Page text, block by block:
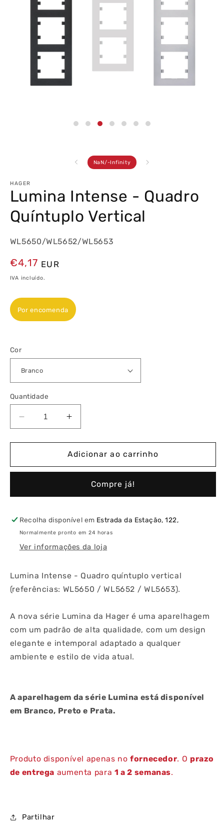
NaN/ de
-Infinity
HAGER
Lumina Intense - Quadro
Quíntuplo Vertical
WL5650/WL5652/WL5653
Preço
normal
€4,17 EUR
IVA incluído.
Por encomenda
Cor
Quantidade
Diminuir
a
quantidade
Lumina
Quadro
Vertical
Aumentar
a
quantidade
de
Lumina
Quadro
Vertical
Adicionar ao carrinho
Compre já!
Recolha disponível em Estrada da Estação, 122,
Normalmente pronto em 24 horas
Ver informações da loja
Lumina Intense - Quadro quíntuplo vertical
(referências: WL5650 / WL5652 / WL5653).
A nova série Lumina da Hager é uma aparelhagem
com um padrão de alta qualidade, com um design
elegante e intemporal adaptado a qualquer
ambiente e estilo de vida atual.
A aparelhagem da série Lumina está disponível
em Branco, Preto e Prata.
Produto disponível apenas nofornecedor. O prazo
de entrega aumenta para 1 a 2 semanas.
Partilhar